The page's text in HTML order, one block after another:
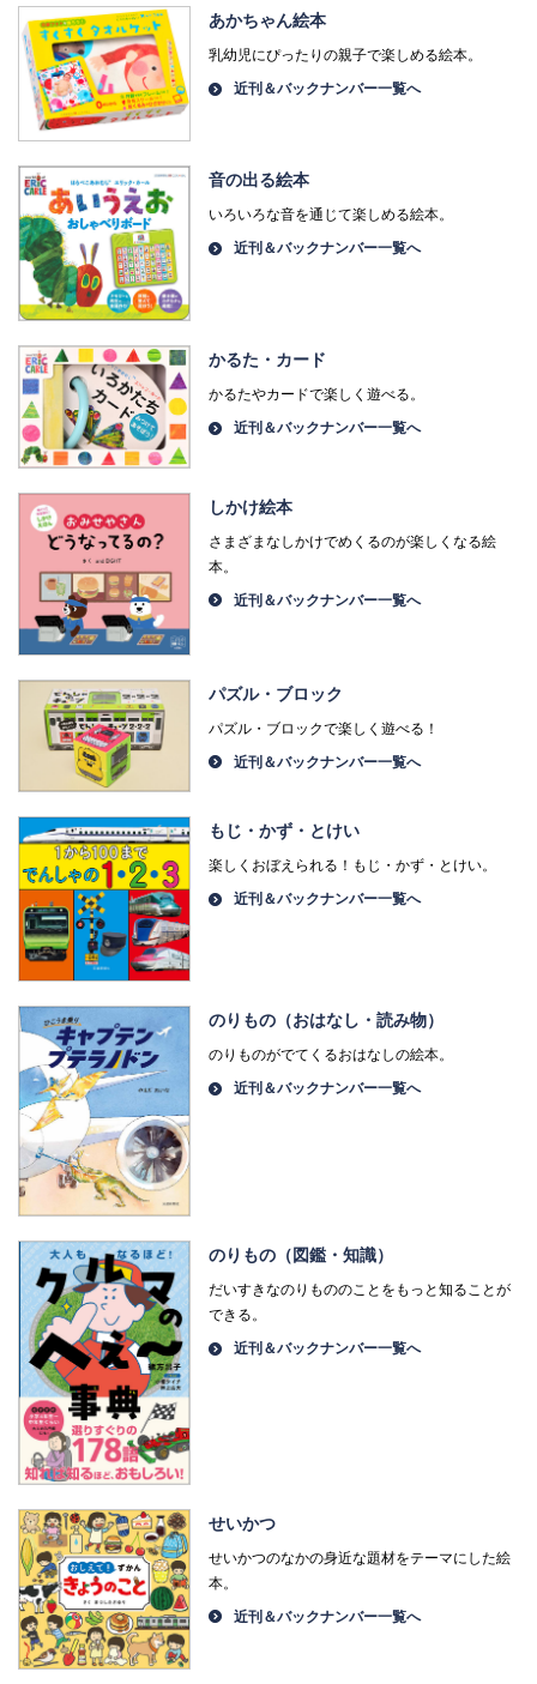
あかちゃん絵本
乳幼児にぴったりの親子で楽しめる絵本。
近刊＆バックナンバー一覧へ
音の出る絵本
いろいろな音を通じて楽しめる絵本。
近刊＆バックナンバー一覧へ
かるた・カード
かるたやカードで楽しく遊べる。
近刊＆バックナンバー一覧へ
しかけ絵本
さまざまなしかけでめくるのが楽しくなる絵
本。
近刊＆バックナンバー一覧へ
パズル・ブロック
パズル・ブロックで楽しく遊べる！
近刊＆バックナンバー一覧へ
もじ・かず・とけい
楽しくおぼえられる！もじ・かず・とけい。
近刊＆バックナンバー一覧へ
のりもの（おはなし・読み物）
のりものがでてくるおはなしの絵本。
近刊＆バックナンバー一覧へ
のりもの（図鑑・知識）
だいすきなのりもののことをもっと知ることが
できる。
近刊＆バックナンバー一覧へ
せいかつ
せいかつのなかの身近な題材をテーマにした絵
本。
近刊＆バックナンバー一覧へ